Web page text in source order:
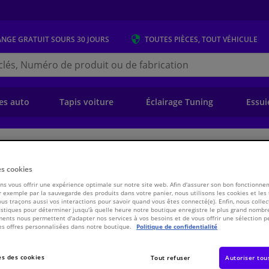
GRATUITSOURS 30 JOURS TOUTES PIÈCES, TOUT VÉHICULE
auto Tapis voiture Éclairage Tuning
de commande VKJP 3049 SKF
€ 7,
Voir les
cookies
vous offrir une expérience optimale sur notre site web. Afin d'assurer son bon
exemple par la sauvegarde des produits dans votre panier, nous utilisons les cookies et les
traçons aussi vos interactions pour savoir quand vous êtes connecté(e). Enfin, nous
pour déterminer jusqu'à quelle heure notre boutique enregistre le plus grand
nous permettent d'adapter nos services à vos besoins et de vous offrir une sélection
offres personnalisées dans notre boutique.
Politique de confidentialité
des cookies Tout refuser Autoriser